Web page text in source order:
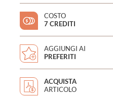
COSTO
7 CREDITI
AGGIUNGI AI
PREFERITI
ACQUISTA
ARTICOLO